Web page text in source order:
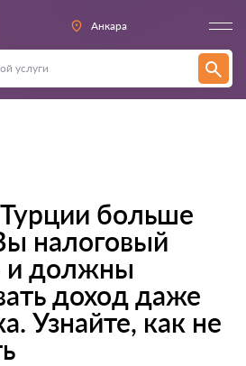
Анкара
больше
налоговый
и должны
доход даже
Узнайте, как не